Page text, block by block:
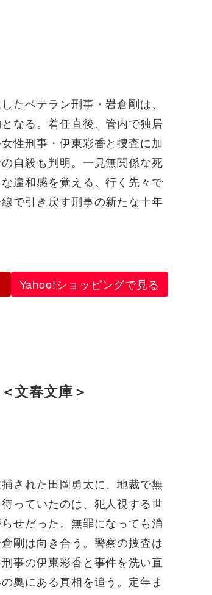
たベテラン刑事・岩倉剛は、
なる。着任直後、管内で独居
性刑事・伊東彩香と捜査に加
自殺も判明。一見無関係な死
違和感を覚える。行く先々で
で引き戻す刑事の新たな十年
Yahoo!ショッピングで見る
文春文庫＞
された田岡勇太に、地裁で無
っていたのは、犯人視する世
せだった。無罪になっても消
剛は向き合う。警察の捜査は
事の伊東彩香と事件を洗い直
奥にある真相を追う。定年ま